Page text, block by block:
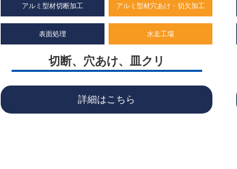
アルミ型材切断加工 アルミ型材穴あけ・切欠加工
表面処理 水走工場
切断、穴あけ、皿クリ
詳細はこちら